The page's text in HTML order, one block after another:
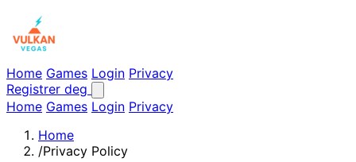
Home Games Login Privacy
Registrer deg
Home Games Login Privacy
Home
/Privacy Policy